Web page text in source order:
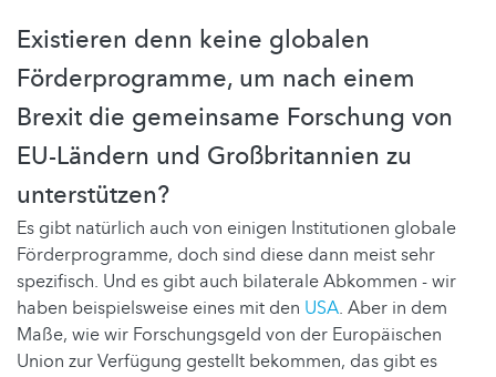
Existieren denn keine globalen
Förderprogramme, um nach einem
Brexit die gemeinsame Forschung von
EU-Ländern und Großbritannien zu
unterstützen?
Es gibt natürlich auch von einigen Institutionen globale
Förderprogramme, doch sind diese dann meist sehr
spezifisch. Und es gibt auch bilaterale Abkommen - wir
haben beispielsweise eines mit den USA. Aber in dem
Maße, wie wir Forschungsgeld von der Europäischen
Union zur Verfügung gestellt bekommen, das gibt es